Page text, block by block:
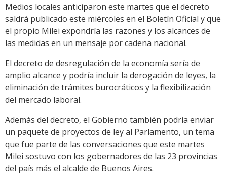
Medios locales anticiparon este martes que el decreto
saldrá publicado este miércoles en el Boletín Oficial y que
el propio Milei expondría las razones y los alcances de
las medidas en un mensaje por cadena nacional.
El decreto de desregulación de la economía sería de
amplio alcance y podría incluir la derogación de leyes, la
eliminación de trámites burocráticos y la flexibilización
del mercado laboral.
Además del decreto, el Gobierno también podría enviar
un paquete de proyectos de ley al Parlamento, un tema
que fue parte de las conversaciones que este martes
Milei sostuvo con los gobernadores de las 23 provincias
del país más el alcalde de Buenos Aires.